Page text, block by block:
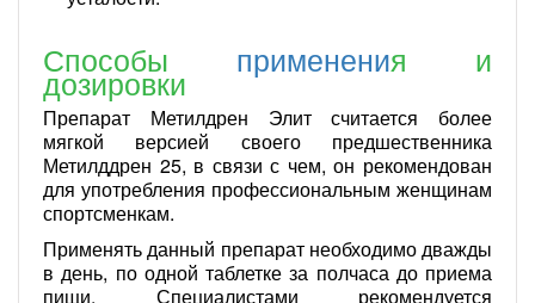
Способы применения и
дозировки
Препарат Метилдрен Элит считается более
мягкой версией своего предшественника
Метилддрен 25, в связи с чем, он рекомендован
для употребления профессиональным женщинам
спортсменкам.
Применять данный препарат необходимо дважды
в день, по одной таблетке за полчаса до приема
пищи. Специалистами рекомендуется